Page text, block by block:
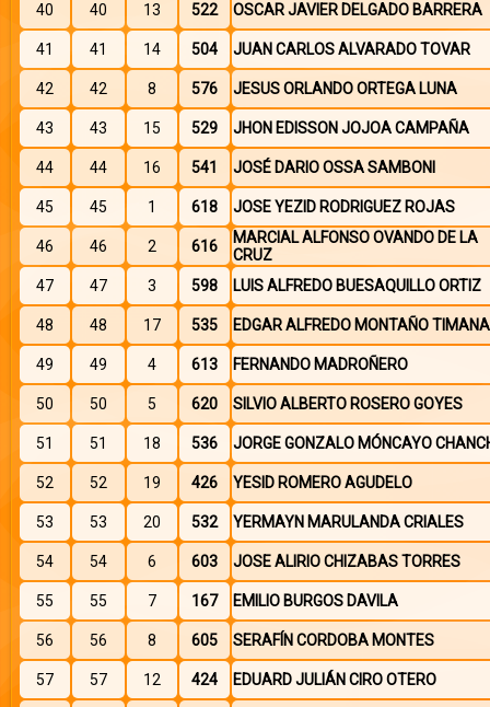
40 40 13 522 OSCAR JAVIER DELGADO BARRERA
41 41 14 504 JUAN CARLOS ALVARADO TOVAR
42 42 8 576 JESUS ORLANDO ORTEGA LUNA
43 43 15 529 JHON EDISSON JOJOA CAMPAÑA
44 44 16 541 JOSÉ DARIO OSSA SAMBONI
45 45 1 618 JOSE YEZID RODRIGUEZ ROJAS
46 46 2 616
MARCIAL ALFONSO OVANDO DE LA
CRUZ
47
47 3 598 LUIS ALFREDO BUESAQUILLO ORTIZ
48 48 17 535 EDGAR ALFREDO MONTAÑO TIMANA
49 49 4 613 FERNANDO MADROÑERO
50 50 5 620 SILVIO ALBERTO ROSERO GOYES
51 51 18 536 JORGE GONZALO MÓNCAYO
52 52 19 426 YESID ROMERO AGUDELO
53 53 20 532 YERMAYN MARULANDA CRIALES
54 54 6 603 JOSE ALIRIO CHIZABAS TORRES
55 55 7 167 EMILIO BURGOS DAVILA
56 56 8 605 SERAFÍN CORDOBA MONTES
57 57 12 424 EDUARD JULIÁN CIRO OTERO